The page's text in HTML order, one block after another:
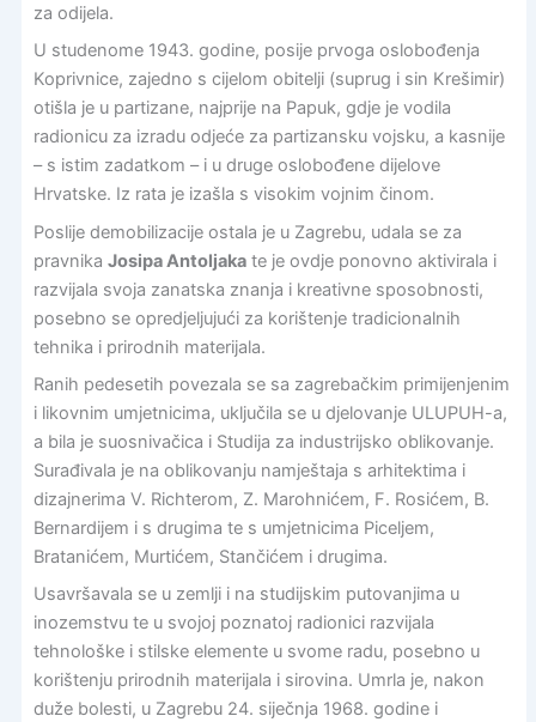
za odijela.
U studenome 1943. godine, posije prvoga oslobođenja
Koprivnice, zajedno s cijelom obitelji (suprug i sin Krešimir)
otišla je u partizane, najprije na Papuk, gdje je vodila
radionicu za izradu odjeće za partizansku vojsku, a kasnije
– s istim zadatkom – i u druge oslobođene dijelove
Hrvatske. Iz rata je izašla s visokim vojnim činom.
Poslije demobilizacije ostala je u Zagrebu, udala se za
pravnika Josipa Antoljakate je ovdje ponovno aktivirala i
razvijala svoja zanatska znanja i kreativne sposobnosti,
posebno se opredjeljujući za korištenje tradicionalnih
tehnika i prirodnih materijala.
Ranih pedesetih povezala se sa zagrebačkim primijenjenim
i likovnim umjetnicima, uključila se u djelovanje ULUPUH-a,
a bila je suosnivačica i Studija za industrijsko oblikovanje.
Surađivala je na oblikovanju namještaja s arhitektima i
dizajnerima V. Richterom, Z. Marohnićem, F. Rosićem, B.
Bernardijem i s drugima te s umjetnicima Piceljem,
Bratanićem, Murtićem, Stančićem i drugima.
Usavršavala se u zemlji i na studijskim putovanjima u
inozemstvu te u svojoj poznatoj radionici razvijala
tehnološke i stilske elemente u svome radu, posebno u
korištenju prirodnih materijala i sirovina. Umrla je, nakon
duže bolesti, u Zagrebu 24. siječnja 1968. godine i